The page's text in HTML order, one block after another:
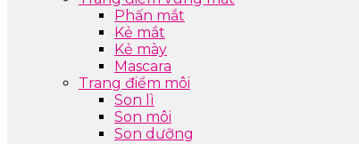
Phấn mắt
Kẻ mắt
Kẻ mày
Mascara
Trang điểm môi
Son lì
Son môi
Son dưỡng